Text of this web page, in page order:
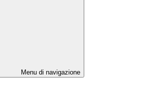
Menu di navigazione